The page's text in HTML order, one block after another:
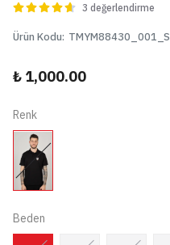
3 değerlendirme
Ürün Kodu: TMYM88430_001_S
₺ 1,000.00
Renk
Beden